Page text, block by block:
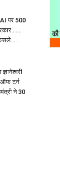
पर 500
टर्न
ने 30